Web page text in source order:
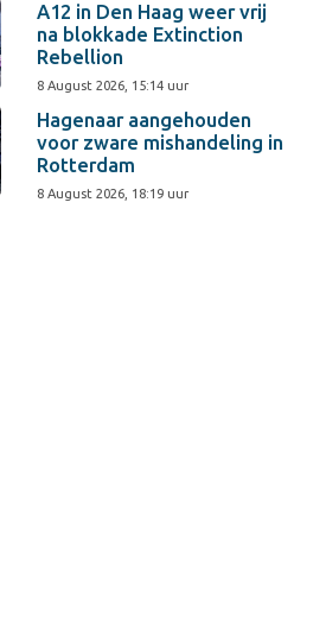
A12 in Den Haag weer vrij
na blokkade Extinction
Rebellion
8 August 2026, 15:14 uur
Hagenaar aangehouden
voor zware mishandeling in
Rotterdam
8 August 2026, 18:19 uur